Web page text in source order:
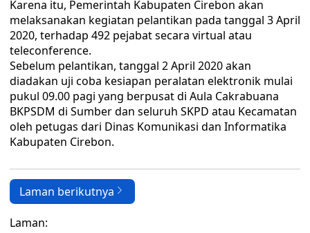
Karena itu, Pemerintah Kabupaten Cirebon akan
melaksanakan kegiatan pelantikan pada tanggal 3 April
2020, terhadap 492 pejabat secara virtual atau
teleconference.
Sebelum pelantikan, tanggal 2 April 2020 akan
diadakan uji coba kesiapan peralatan elektronik mulai
pukul 09.00 pagi yang berpusat di Aula Cakrabuana
BKPSDM di Sumber dan seluruh SKPD atau Kecamatan
oleh petugas dari Dinas Komunikasi dan Informatika
Kabupaten Cirebon.
Laman berikutnya
Laman: